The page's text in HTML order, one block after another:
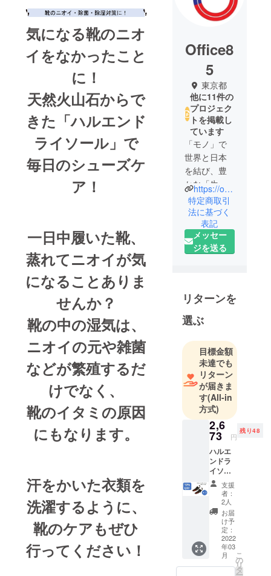
気になる靴のニオ
イをなかったこと
に！
天然火山石からで
きた「ハルエンド
ライソール」で
毎日のシューズケ
ア！
一日中履いた靴、
蒸れてニオイが気
になることありま
せんか？
靴の中の湿気は、
ニオイの元や雑菌
などが繁殖するだ
けでなく、
靴のイタミの原因
にもなります。
汗をかいた衣類を
洗濯するように、
靴のケアもぜひ
行ってください！
Office8
5
東京都
他に11件の
プロジェク
トを掲載し
ています
「モノ」で
世界と日本
を結び、豊
かな「生活-
くらし-」を
実現する。
私たちは、
Let's enrich
your life! -
豊かにしよ
う-
に世界各国
の品々を皆
さまにご紹
介しており
ます。
世界には、
私たちがま
だ知らない
素敵な「モ
ノ」がたく
さん溢れて
います。そ
んな品々を
発掘して皆
さまへお届
けします。
そんな素敵
な「モノ」
https://office85.co.jp
特定商取引
法に基づく
表記
メッセー
ジを送る
リターンを
選ぶ
目標金額
未達でも
リターン
が届きま
す(All-in
方式)
2,6
73 円
残り48
ハルエ
ンドラ
イソー
ル×1箱
（2個入
り/箱）
支援
者：
2人
お届
け予
定：
2022
年03
月
こ
の
リ
タ